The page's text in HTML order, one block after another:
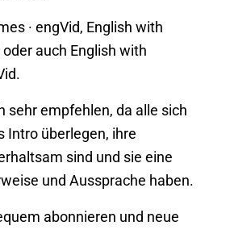
· engVid, English with
oder auch English with
sehr empfehlen, da alle sich
Intro überlegen, ihre
sind und sie eine
und Aussprache haben.
abonnieren und neue